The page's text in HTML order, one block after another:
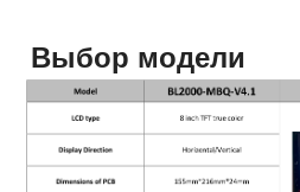
Выбор модели